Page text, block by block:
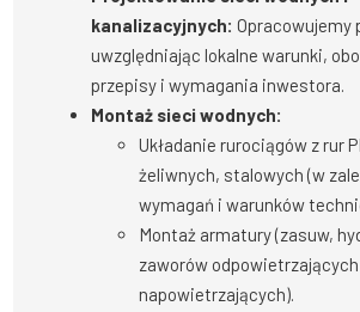
kanalizacyjnych: Opracowujemy
uwzględniając lokalne warunki,
przepisy i wymagania inwestora.
Montaż sieci wodnych:
Układanie rurociągów z rur
żeliwnych, stalowych (w
wymagań i warunków
Montaż armatury (zasuw,
zaworów
napowietrzających).